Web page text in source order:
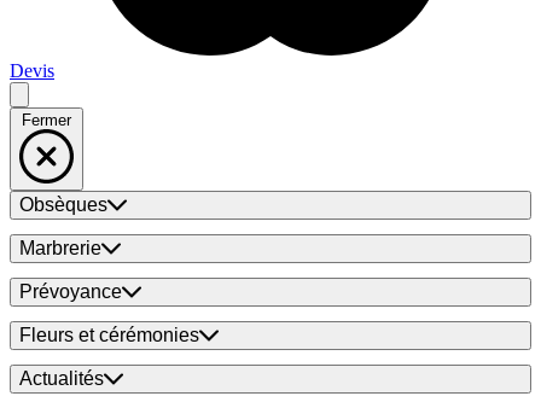
Devis
Fermer
Obsèques
Marbrerie
Prévoyance
Fleurs et cérémonies
Actualités